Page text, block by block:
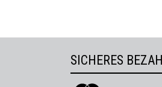
SICHERES